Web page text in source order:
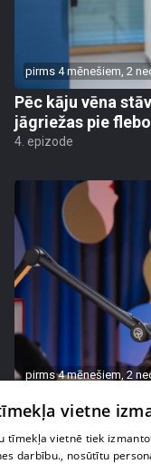
pirms 4 mēnešiem, 2
Pēc kāju vēna
jāgriežas pie
4. epizode
pirms 4 mēnešiem, 2
Ko cilvēki
Agneses Zeltiņas
4. epizode
vietne
tīmekļa vietnē tiek
darbību., nosūtītu